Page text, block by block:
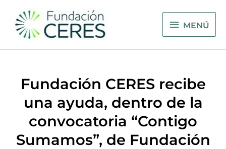
contenido
MENÚ
MENÚ
Fundación CERES recibe
una ayuda, dentro de la
convocatoria “Contigo
Sumamos”, de Fundación